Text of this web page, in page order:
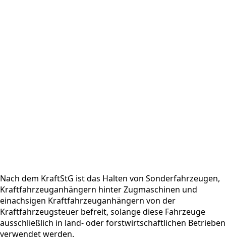
Nach dem KraftStG ist das Halten von Sonderfahrzeugen,
Kraftfahrzeuganhängern hinter Zugmaschinen und
einachsigen Kraftfahrzeuganhängern von der
Kraftfahrzeugsteuer befreit, solange diese Fahrzeuge
ausschließlich in land- oder forstwirtschaftlichen Betrieben
verwendet werden.